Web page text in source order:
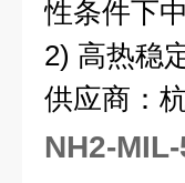
性条件下
2) 高热稳
供应商：
NH2-